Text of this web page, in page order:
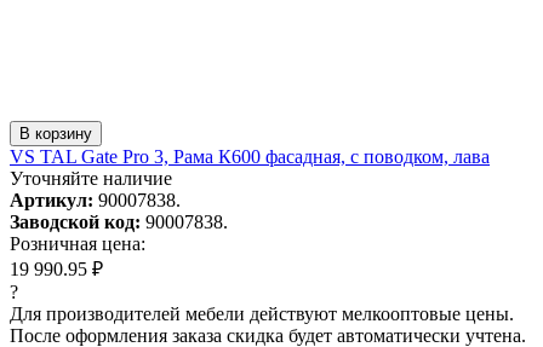
В корзину
VS TAL Gate Pro 3, Рама К600 фасадная, с поводком, лава
Уточняйте наличие
Артикул: 90007838.
Заводской код: 90007838.
Розничная цена:
19 990.95 ₽
?
Для производителей мебели действуют мелкооптовые цены.
После оформления заказа скидка будет автоматически учтена.